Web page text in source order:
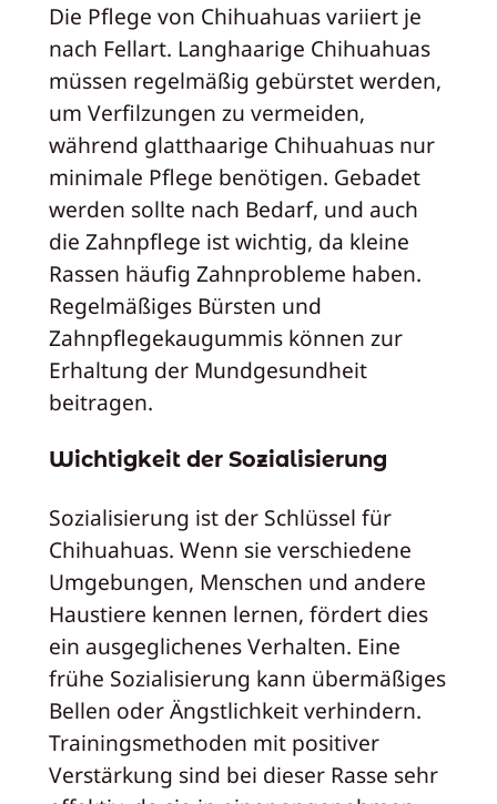
Die Pflege von Chihuahuas variiert je
nach Fellart. Langhaarige Chihuahuas
müssen regelmäßig gebürstet werden,
um Verfilzungen zu vermeiden,
während glatthaarige Chihuahuas nur
minimale Pflege benötigen. Gebadet
werden sollte nach Bedarf, und auch
die Zahnpflege ist wichtig, da kleine
Rassen häufig Zahnprobleme haben.
Regelmäßiges Bürsten und
Zahnpflegekaugummis können zur
Erhaltung der Mundgesundheit
beitragen.
Wichtigkeit der Sozialisierung
Sozialisierung ist der Schlüssel für
Chihuahuas. Wenn sie verschiedene
Umgebungen, Menschen und andere
Haustiere kennen lernen, fördert dies
ein ausgeglichenes Verhalten. Eine
frühe Sozialisierung kann übermäßiges
Bellen oder Ängstlichkeit verhindern.
Trainingsmethoden mit positiver
Verstärkung sind bei dieser Rasse sehr